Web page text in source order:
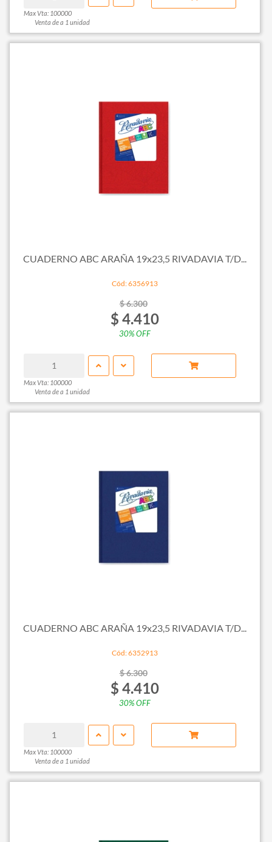
Max Vta: 100000
Venta de a 1 unidad
CUADERNO ABC ARAÑA 19x23,5 RIVADAVIA T/D...
Cód: 6356913
$ 6.300
$ 4.410
30% OFF
Max Vta: 100000
Venta de a 1 unidad
CUADERNO ABC ARAÑA 19x23,5 RIVADAVIA T/D...
Cód: 6352913
$ 6.300
$ 4.410
30% OFF
Max Vta: 100000
Venta de a 1 unidad